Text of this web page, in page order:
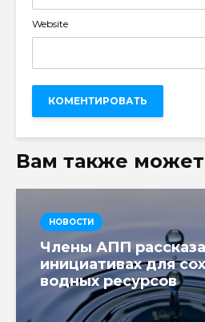
Website
Вам также
НОВОСТИ
Члены АПП
инициативах для
водных ресурсов